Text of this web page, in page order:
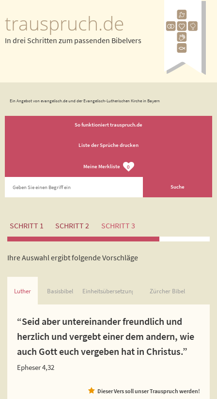
trauspruch.de
In drei Schritten zum passenden Bibelvers
Ein Angebot von evangelisch.de und der Evangelisch-Lutherischen Kirche in Bayern
So funktioniert trauspruch.de
Liste der Sprüche drucken
Meine Merkliste 0
SCHRITT 1 SCHRITT 2 SCHRITT 3
Ihre Auswahl ergibt folgende Vorschläge
Luther Basisbibel Einheitsübersetzung Zürcher Bibel
“Seid aber untereinander freundlich und
herzlich und vergebt einer dem andern, wie
auch Gott euch vergeben hat in Christus.”
Epheser 4,32
Dieser Vers soll unser Trauspruch werden!